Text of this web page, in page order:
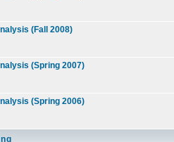
(Fall 2008)
(Spring 2007)
(Spring 2006)